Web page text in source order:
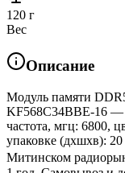
120 г
Вес
Описание
Модуль памяти
KF568C34BBE-16 —
частота, мгц: 6800,
упаковке (дхшхв):
Митинском